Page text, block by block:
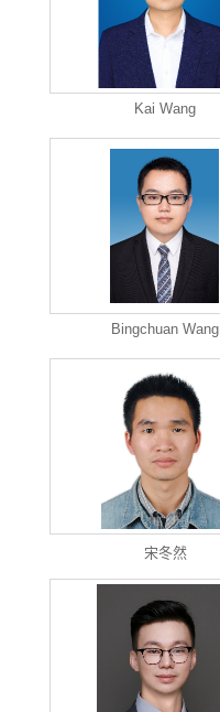
Kai Wang
Bingchuan Wang
宋冬然